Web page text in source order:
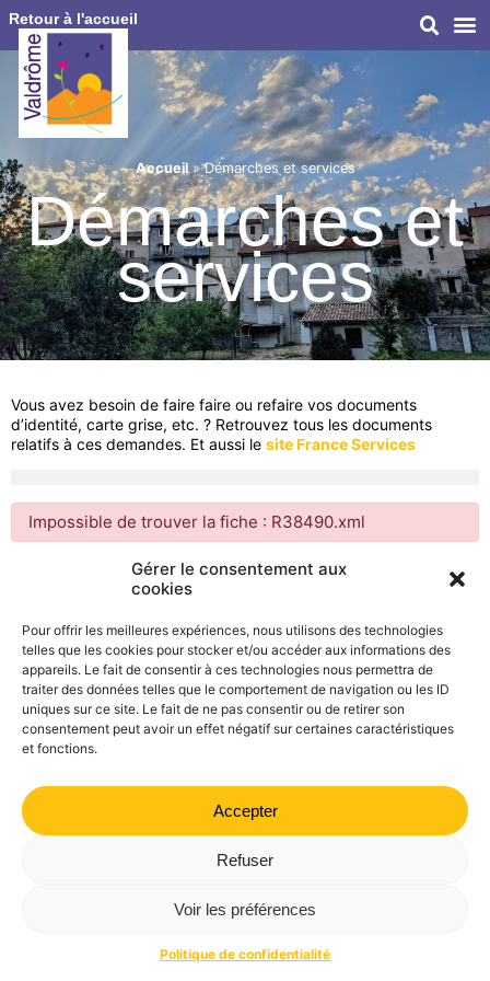
Gérer le consentement aux
cookies
Pour offrir les meilleures expériences, nous utilisons des technologies
telles que les cookies pour stocker et/ou accéder aux informations des
appareils. Le fait de consentir à ces technologies nous permettra de
traiter des données telles que le comportement de navigation ou les ID
uniques sur ce site. Le fait de ne pas consentir ou de retirer son
consentement peut avoir un effet négatif sur certaines caractéristiques
et fonctions.
Accepter
Refuser
Voir les préférences
Politique de confidentialité
Retour à l'accueil
Accueil»Démarches et services
Démarches et
services
Vous avez besoin de faire faire ou refaire vos documents
d’identité, carte grise, etc. ? Retrouvez tous les documents
relatifs à ces demandes. Et aussi le site France Services
Impossible de trouver la fiche : R38490.xml
Mairie de Valdrôme | 14 rue Haute, 26310 Valdrôme | 04 75
Politique de confidentialité
Mentions légales Plan du site